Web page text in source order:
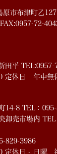
原市布津町乙
72-
田平 TEL:0957-
休日 - 年中無
14-8 TEL：
卸売市場内
829-3986
定休日 - 日曜、